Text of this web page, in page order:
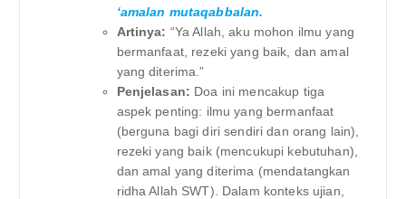
‘amalan mutaqabbalan.
Artinya: “Ya Allah, aku mohon ilmu yang
bermanfaat, rezeki yang baik, dan amal
yang diterima.”
Penjelasan: Doa ini mencakup tiga
aspek penting: ilmu yang bermanfaat
(berguna bagi diri sendiri dan orang lain),
rezeki yang baik (mencukupi kebutuhan),
dan amal yang diterima (mendatangkan
ridha Allah SWT). Dalam konteks ujian,